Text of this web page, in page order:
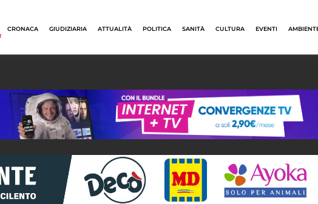
CRONACA GIUDIZIARIA ATTUALITÀ POLITICA SANITÀ CULTURA EVENTI